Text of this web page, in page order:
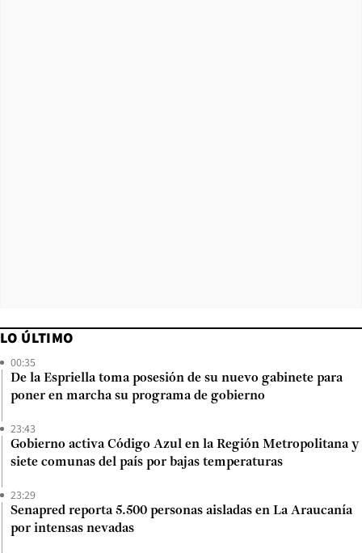
LO ÚLTIMO
00:35
De la Espriella toma posesión de su nuevo gabinete para
poner en marcha su programa de gobierno
23:43
Gobierno activa Código Azul en la Región Metropolitana y
siete comunas del país por bajas temperaturas
23:29
Senapred reporta 5.500 personas aisladas en La Araucanía
por intensas nevadas